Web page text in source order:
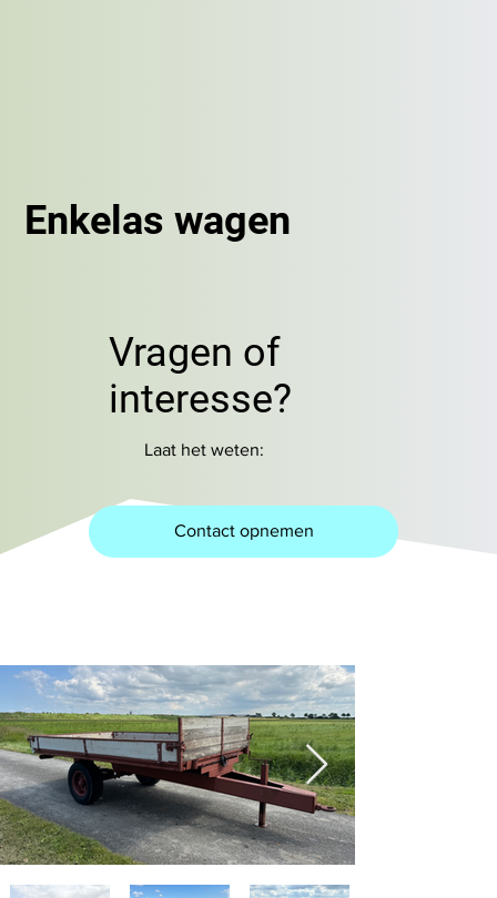
Enkelas wagen
Vragen of
interesse?
Laat het weten:
Contact opnemen